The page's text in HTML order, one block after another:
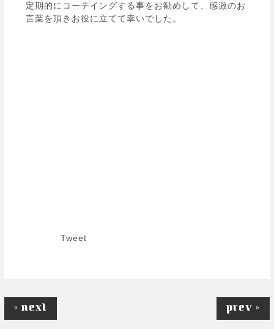
定期的にコーテイングする事をお勧めして、感激のお
言葉を頂きお役に立てて幸いでした。
Tweet
« next prev »